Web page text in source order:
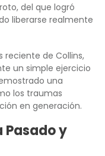
del que logró
liberarse realmente
reciente de Collins,
un simple ejercicio
una
los traumas
en generación.
Pasado y